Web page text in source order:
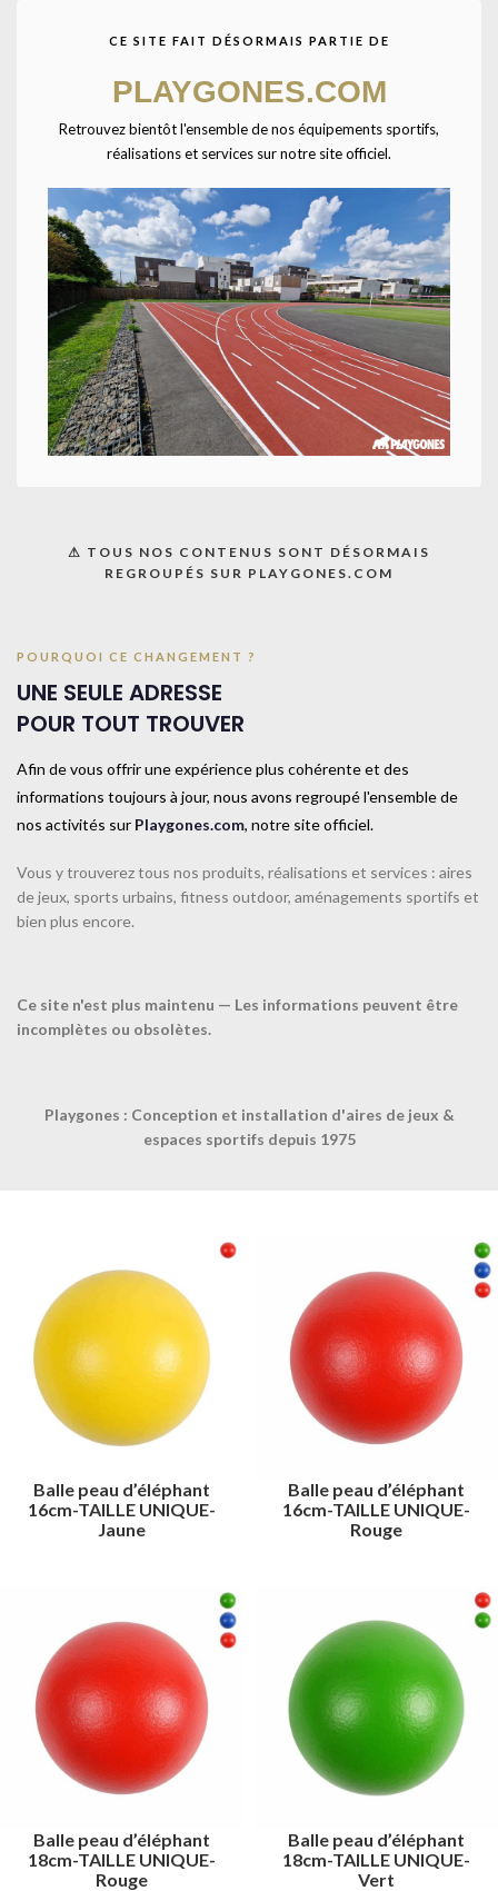
CE SITE FAIT DÉSORMAIS PARTIE DE
PLAYGONES.COM
Retrouvez bientôt l'ensemble de nos équipements sportifs,
réalisations et services sur notre site officiel.
⚠ TOUS NOS CONTENUS SONT DÉSORMAIS
REGROUPÉS SUR PLAYGONES.COM
POURQUOI CE CHANGEMENT ?
UNE SEULE ADRESSE
POUR TOUT TROUVER
Afin de vous offrir une expérience plus cohérente et des
informations toujours à jour, nous avons regroupé l'ensemble de
nos activités sur Playgones.com, notre site officiel.
Vous y trouverez tous nos produits, réalisations et services : aires
de jeux, sports urbains, fitness outdoor, aménagements sportifs et
bien plus encore.
Ce site n'est plus maintenu — Les informations peuvent être
incomplètes ou obsolètes.
Playgones : Conception et installation d'aires de jeux &
espaces sportifs depuis 1975
Accueil CATALOGUE SPORTPLAY Petit matériel sportif
Balle de massage 6cm-
Balle de massage 7cm-
Balle peau d’éléphant
16cm-TAILLE UNIQUE-
Jaune
Balle peau d’éléphant
16cm-TAILLE UNIQUE-
Rouge
Balle peau d’éléphant
18cm-TAILLE UNIQUE-
Rouge
Balle peau d’éléphant
18cm-TAILLE UNIQUE-
Vert